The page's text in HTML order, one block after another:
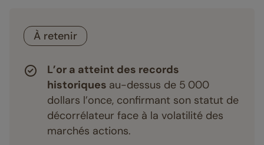
À retenir
L’or a atteint des records
historiques au-dessus de 5 000
dollars l’once, confirmant son statut de
décorrélateur face à la volatilité des
marchés actions.